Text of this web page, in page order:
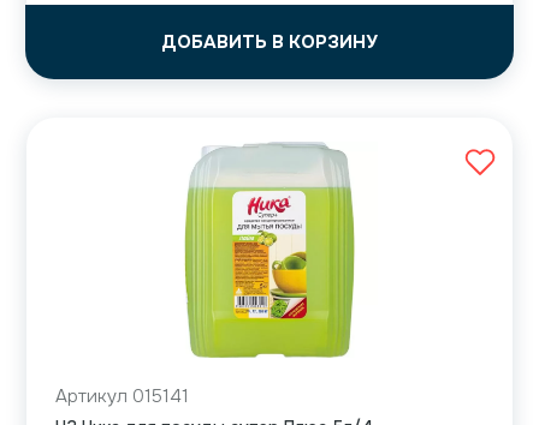
ДОБАВИТЬ В КОРЗИНУ
Артикул 015141